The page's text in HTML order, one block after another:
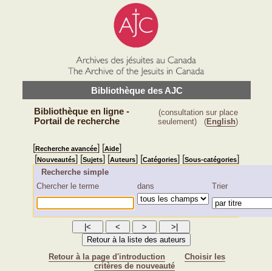
Bibliothèque des AJC
Bibliothèque en ligne -
Portail de recherche
(consultation sur place
seulement) (English)
[Recherche avancée] [Aide]
[Nouveautés] [Sujets] [Auteurs] [Catégories] [Sous-catégories]
Recherche simple
Chercher le terme
dans Trier
Retour à la page d'introduction
Choisir les
critères de nouveauté